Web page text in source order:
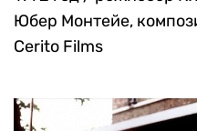
Юбер Монтейе,
Cerito Films